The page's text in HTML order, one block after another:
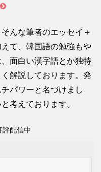
んな筆者のエッセイ＋
て、韓国語の勉強もや
面白い漢字語とか独特
解説しております。発
パワーと名づけまし
考えております。
評配信中